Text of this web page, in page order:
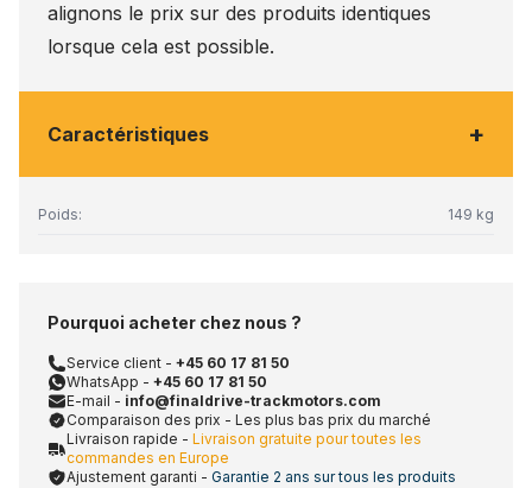
alignons le prix sur des produits identiques
lorsque cela est possible.
Caractéristiques +
Poids: 149 kg
Pourquoi acheter chez nous ?
Service client - +45 60 17 81 50
WhatsApp - +45 60 17 81 50
E-mail - info@finaldrive-trackmotors.com
Comparaison des prix - Les plus bas prix du marché
Livraison rapide - Livraison gratuite pour toutes les
commandes en Europe
Ajustement garanti - Garantie 2 ans sur tous les produits